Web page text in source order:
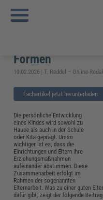
Sie sind hier:
Elternarbeit in Kita, Schule und
Was ist
und
Formen
10.02.2026 | T. Reddel – Online-
Fachartikel jetzt herunterladen
Die persönliche Entwicklung
eines Kindes wird sowohl zu
Hause als auch in der Schule
oder Kita geprägt. Umso
wichtiger ist es, dass die
Einrichtungen und Eltern ihre
Erziehungsmaßnahmen
aufeinander abstimmen. Diese
Zusammenarbeit erfolgt im
Rahmen der sogenannten
Elternarbeit. Was zu einer guten
dafür gibt, zeigt der folgende Beitrag.